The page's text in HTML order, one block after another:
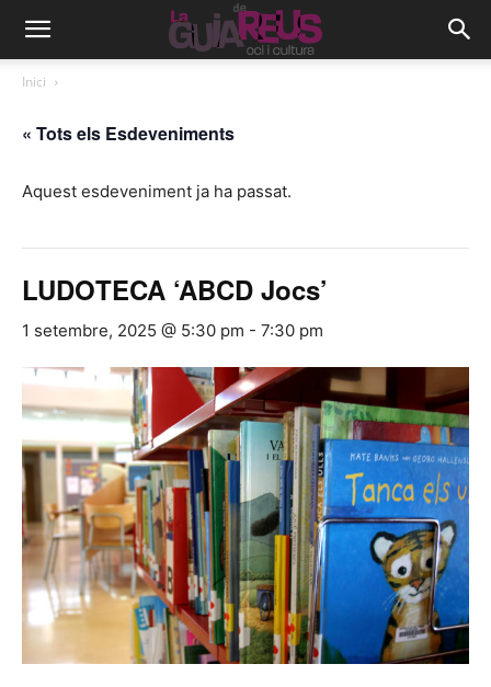
Inici
« Tots els Esdeveniments
Aquest esdeveniment ja ha passat.
LUDOTECA ‘ABCD Jocs’
1 setembre, 2025 @ 5:30 pm - 7:30 pm